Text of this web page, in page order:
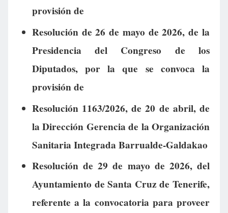
provisión de
Resolución de 26 de mayo de 2026, de la
Presidencia del Congreso de los
Diputados, por la que se convoca la
provisión de
Resolución 1163/2026, de 20 de abril, de
la Dirección Gerencia de la Organización
Sanitaria Integrada Barrualde-Galdakao
Resolución de 29 de mayo de 2026, del
Ayuntamiento de Santa Cruz de Tenerife,
referente a la convocatoria para proveer